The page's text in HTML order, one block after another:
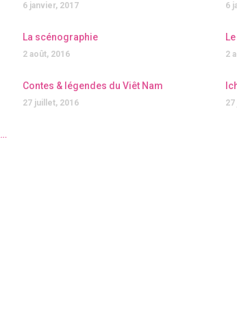
6 janvier, 2017 6
La scénographie
2 août, 2016 2
Contes & légendes du Viêt Nam
27 juillet, 2016
Participatif : le défi économique, humain et écologique de l’habitat